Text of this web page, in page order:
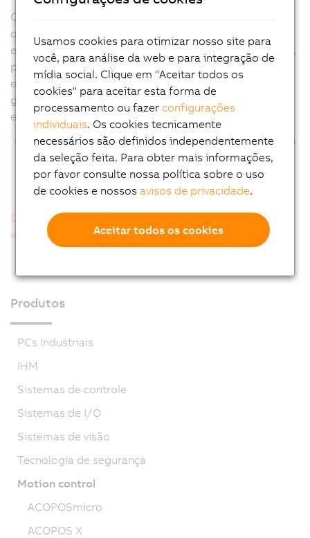
Com a série 8GP55, você também é capaz de combinar
os rolamentos e a geometria de saída da série 8GP60,
em combinação com a folga de torção da série padrão,
para as aplicações que não necessitam de folga
extremamente reduzida. Isto torna possível manipular
grandes forças radiais e axiais, de uma forma
economicamente eficiente.
Isso oferece uma solução de custo otimizado, para a
implementação altas forças, em aplicações onde o
nível de folga da série padrão é suficiente.
Determinação do código de pedido da caixa de
engrenagem planetária
Produtos
PCs Industriais
IHM
Sistemas de controle
Sistemas de I/O
Sistemas de visão
Tecnologia de segurança
Motion control
ACOPOSmicro
ACOPOS X
Usamos cookies para otimizar nosso site para
você, para análise da web e para integração de
mídia social. Clique em "Aceitar todos os
cookies" para aceitar esta forma de
processamento ou fazerconfigurações
individuais. Os cookies tecnicamente
necessários são definidos independentemente
da seleção feita. Para obter mais informações,
por favor consulte nossa política sobre o uso
de cookies e nossosavisos de privacidade.
Aceitar todos os cookies